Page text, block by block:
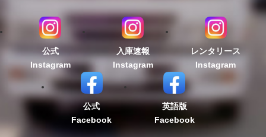
公式
Instagram
入庫速報
Instagram
レンタリース
Instagram
公式
Facebook
英語版
Facebook